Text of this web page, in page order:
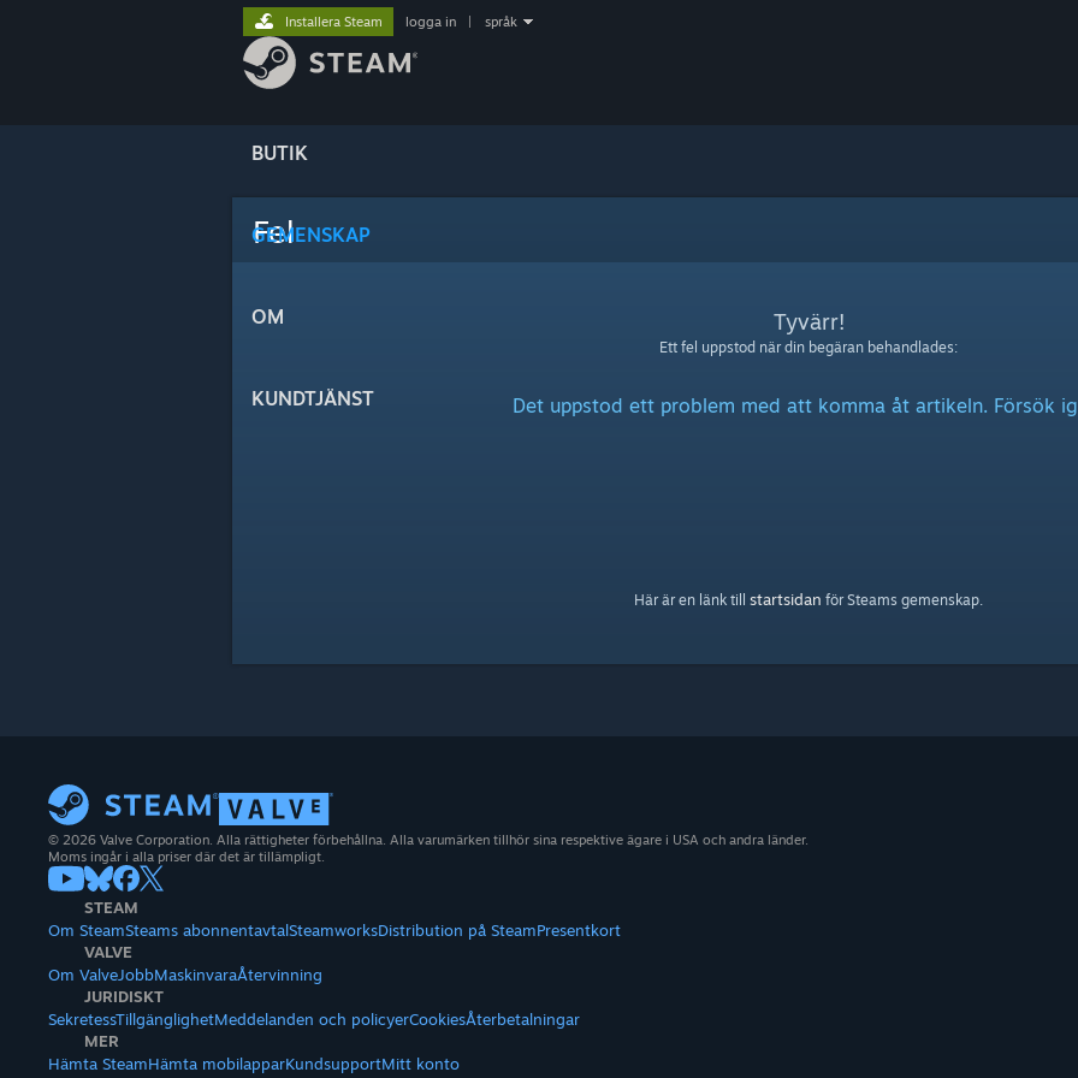
BUTIK
GEMENSKAP
OM
KUNDTJÄNST
Installera Steam logga in språk
Fel
Tyvärr!
Ett fel uppstod när din begäran behandlades:
Det uppstod ett problem med att komma åt artikeln. Försök
Här är en länk till startsidan för Steams gemenskap.
© 2026 Valve Corporation. Alla rättigheter förbehållna. Alla varumärken tillhör sina respektive ägare i USA och andra länder.
Moms ingår i alla priser där det är tillämpligt.
STEAM
Om SteamSteams abonnentavtalSteamworksDistribution på SteamPresentkort
VALVE
Om ValveJobbMaskinvaraÅtervinning
JURIDISKT
SekretessTillgänglighetMeddelanden och policyerCookiesÅterbetalningar
MER
Hämta SteamHämta mobilapparKundsupportMitt konto